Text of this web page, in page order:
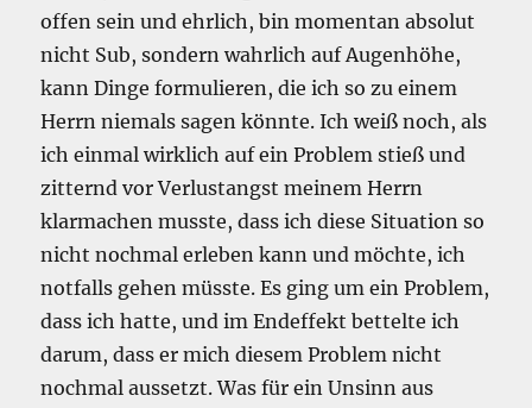
offen sein und ehrlich, bin momentan absolut
nicht Sub, sondern wahrlich auf Augenhöhe,
kann Dinge formulieren, die ich so zu einem
Herrn niemals sagen könnte. Ich weiß noch, als
ich einmal wirklich auf ein Problem stieß und
zitternd vor Verlustangst meinem Herrn
klarmachen musste, dass ich diese Situation so
nicht nochmal erleben kann und möchte, ich
notfalls gehen müsste. Es ging um ein Problem,
dass ich hatte, und im Endeffekt bettelte ich
darum, dass er mich diesem Problem nicht
nochmal aussetzt. Was für ein Unsinn aus